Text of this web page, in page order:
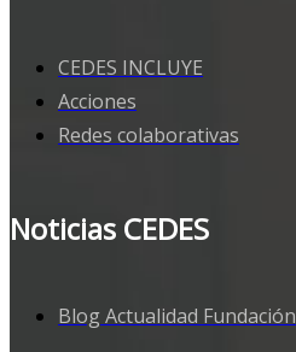
CEDES INCLUYE
Acciones
Redes colaborativas
Noticias CEDES
Blog Actualidad Fundación